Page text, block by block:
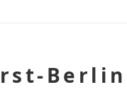
Berlin